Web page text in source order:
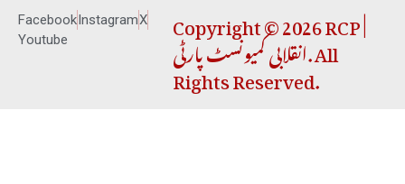
FacebookInstagramX
Youtube
Copyright © 2026 RCP |
انقلابی کمیونسٹ پارٹی. All
Rights Reserved.